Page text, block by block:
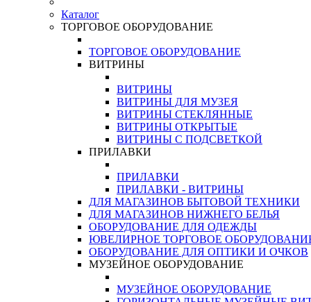
Каталог
ТОРГОВОЕ ОБОРУДОВАНИЕ
ТОРГОВОЕ ОБОРУДОВАНИЕ
ВИТРИНЫ
ВИТРИНЫ
ВИТРИНЫ ДЛЯ МУЗЕЯ
ВИТРИНЫ СТЕКЛЯННЫЕ
ВИТРИНЫ ОТКРЫТЫЕ
ВИТРИНЫ С ПОДСВЕТКОЙ
ПРИЛАВКИ
ПРИЛАВКИ
ПРИЛАВКИ - ВИТРИНЫ
ДЛЯ МАГАЗИНОВ БЫТОВОЙ ТЕХНИКИ
ДЛЯ МАГАЗИНОВ НИЖНЕГО БЕЛЬЯ
ОБОРУДОВАНИЕ ДЛЯ ОДЕЖДЫ
ЮВЕЛИРНОЕ ТОРГОВОЕ
ОБОРУДОВАНИЕ ДЛЯ ОПТИКИ И ОЧКОВ
МУЗЕЙНОЕ ОБОРУДОВАНИЕ
МУЗЕЙНОЕ ОБОРУДОВАНИЕ